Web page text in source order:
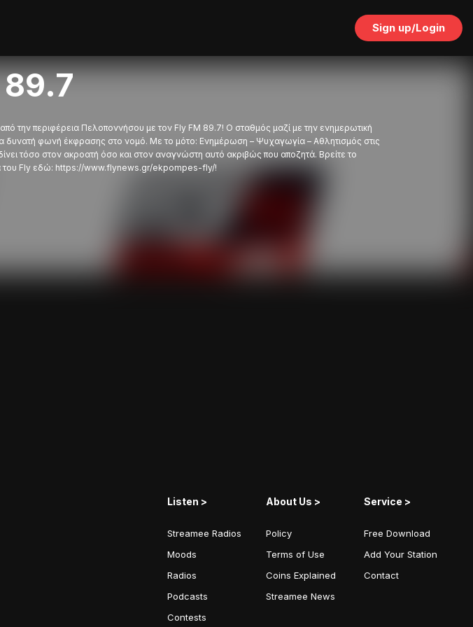
Sign up/Login
89.7
την περιφέρεια Πελοποννήσου με τον Fly FM 89.7! O σταθμός μαζί με την ενημερωτική
δυνατή φωνή έκφρασης στο νομό. Με το μότο: Ενημέρωση – Ψυχαγωγία – Αθλητισμός στις
τόσο στον ακροατή όσο και στον αναγνώστη αυτό ακριβώς που αποζητά. Βρείτε το
του Fly εδώ: https://www.flynews.gr/ekpompes-fly/!
Listen >
Streamee Radios
Moods
Radios
Podcasts
Contests
About Us >
Policy
Terms of Use
Coins Explained
Streamee News
Service >
Free Download
Add Your Station
Contact